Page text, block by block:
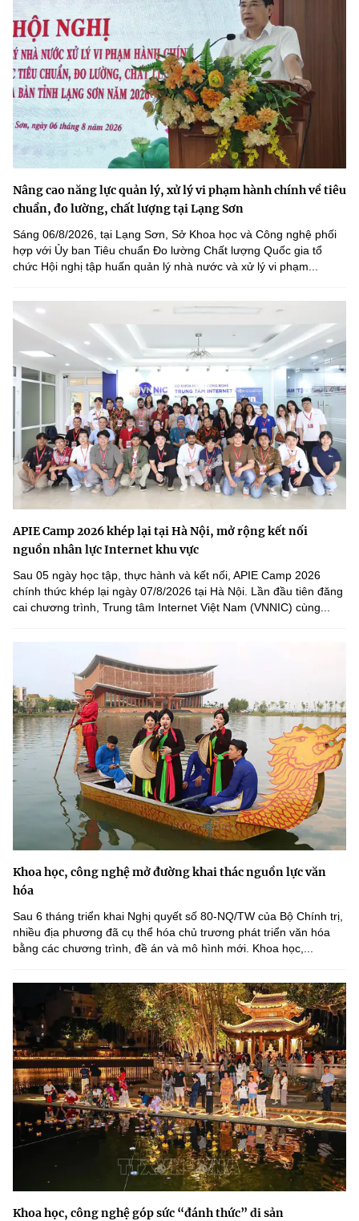
Nâng cao năng lực quản lý, xử lý vi phạm hành chính về tiêu
chuẩn, đo lường, chất lượng tại Lạng Sơn
Sáng 06/8/2026, tại Lạng Sơn, Sở Khoa học và Công nghệ phối
hợp với Ủy ban Tiêu chuẩn Đo lường Chất lượng Quốc gia tổ
chức Hội nghị tập huấn quản lý nhà nước và xử lý vi phạm...
APIE Camp 2026 khép lại tại Hà Nội, mở rộng kết nối
nguồn nhân lực Internet khu vực
Sau 05 ngày học tập, thực hành và kết nối, APIE Camp 2026
chính thức khép lại ngày 07/8/2026 tại Hà Nội. Lần đầu tiên đăng
cai chương trình, Trung tâm Internet Việt Nam (VNNIC) cùng...
Khoa học, công nghệ mở đường khai thác nguồn lực văn
hóa
Sau 6 tháng triển khai Nghị quyết số 80-NQ/TW của Bộ Chính trị,
nhiều địa phương đã cụ thể hóa chủ trương phát triển văn hóa
bằng các chương trình, đề án và mô hình mới. Khoa học,...
Khoa học, công nghệ góp sức “đánh thức” di sản